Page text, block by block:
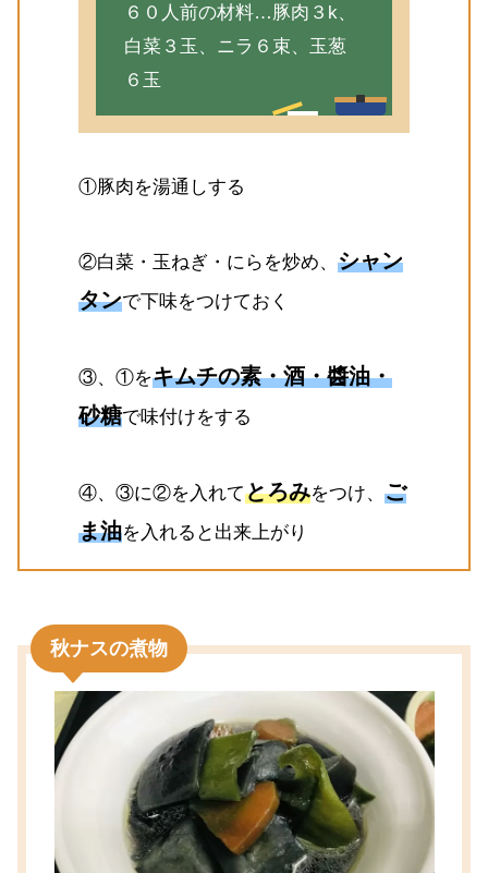
６０人前の材料…豚肉３k、
白菜３玉、ニラ６束、玉葱
６玉
①豚肉を湯通しする
②白菜・玉ねぎ・にらを炒め、シャン
タンで下味をつけておく
③、①をキムチの素・酒・醬油・
砂糖で味付けをする
④、③に②を入れてとろみをつけ、ご
ま油を入れると出来上がり
秋ナスの煮物